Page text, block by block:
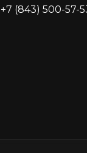
+7 (843) 500-57-